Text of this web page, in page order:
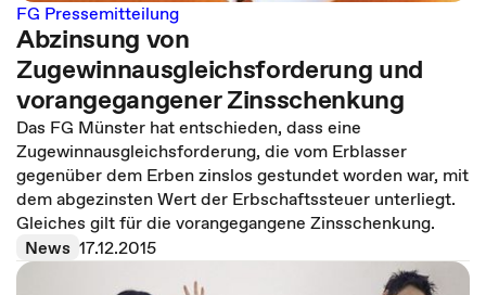
FG Pressemitteilung
Abzinsung von
Zugewinnausgleichsforderung und
vorangegangener Zinsschenkung
Das FG Münster hat entschieden, dass eine
Zugewinnausgleichsforderung, die vom Erblasser
gegenüber dem Erben zinslos gestundet worden war, mit
dem abgezinsten Wert der Erbschaftssteuer unterliegt.
Gleiches gilt für die vorangegangene Zinsschenkung.
News 17.12.2015